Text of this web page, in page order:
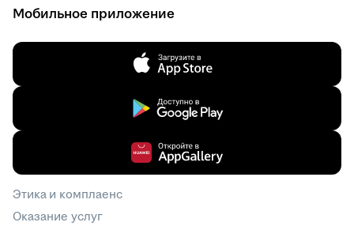
Мобильное приложение
Этика и комплаенс
Оказание услуг